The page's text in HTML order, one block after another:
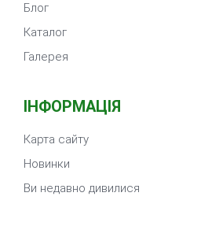
Блог
Каталог
Галерея
ІНФОРМАЦІЯ
Карта сайту
Новинки
Ви недавно дивилися